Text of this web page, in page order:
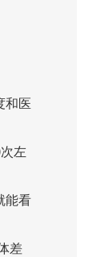
和医
左
能看
差